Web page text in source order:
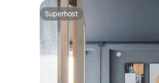
Superhost
Superhost